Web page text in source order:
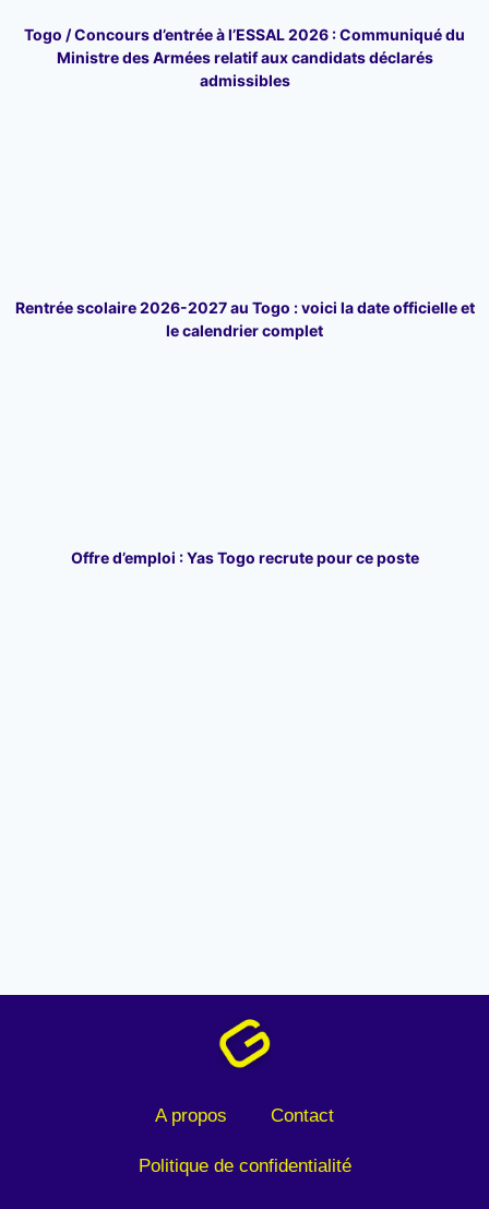
Togo / Concours d’entrée à l’ESSAL 2026 : Communiqué du
Ministre des Armées relatif aux candidats déclarés
admissibles
Rentrée scolaire 2026-2027 au Togo : voici la date officielle et
le calendrier complet
Offre d’emploi : Yas Togo recrute pour ce poste
A propos Contact
Politique de confidentialité